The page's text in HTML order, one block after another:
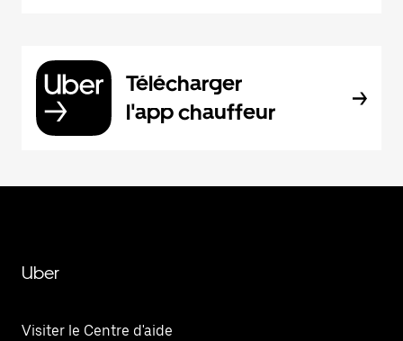
Télécharger
l'app chauffeur
Uber
Visiter le Centre d'aide